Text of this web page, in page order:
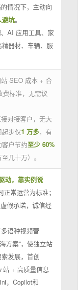
情况下，主动向
避坑。
AI 应用工具、家
器材、车辆、服
SEO 成本 + 合
费标准，无需议
对接客户，无大
步仅1 万多，有
户节约至少 60%
几十万）。
动，靠实例说
常运营为标准；
假承诺，诚信经
语种视频营
方案”，使独立站
发展，首创
站 + 高质量信息
，Copilot和